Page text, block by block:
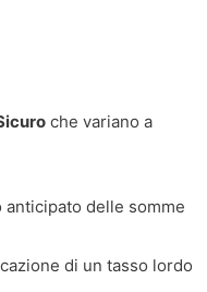
che variano a
delle somme
di un tasso lordo